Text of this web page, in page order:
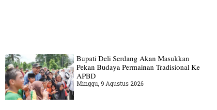
Bupati Deli Serdang Akan Masukkan
Pekan Budaya Permainan Tradisional Ke
APBD
Minggu, 9 Agustus 2026